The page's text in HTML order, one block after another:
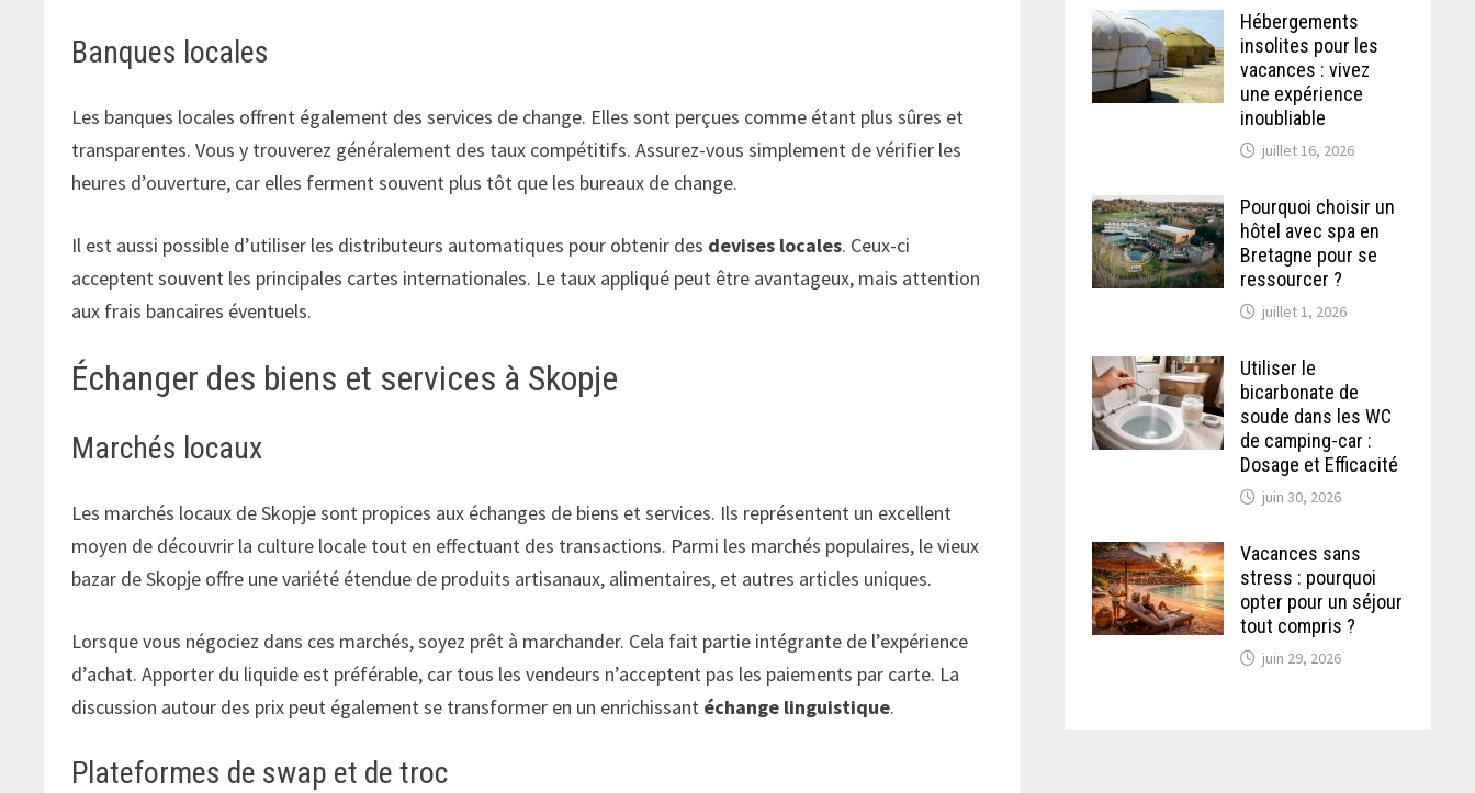
Banques locales
Les banques locales offrent également des services de change. Elles sont perçues comme étant plus sûres et
transparentes. Vous y trouverez généralement des taux compétitifs. Assurez-vous simplement de vérifier les
heures d’ouverture, car elles ferment souvent plus tôt que les bureaux de change.
Il est aussi possible d’utiliser les distributeurs automatiques pour obtenir des devises locales. Ceux-ci
acceptent souvent les principales cartes internationales. Le taux appliqué peut être avantageux, mais attention
aux frais bancaires éventuels.
Échanger des biens et services à Skopje
Marchés locaux
Les marchés locaux de Skopje sont propices aux échanges de biens et services. Ils représentent un excellent
moyen de découvrir la culture locale tout en effectuant des transactions. Parmi les marchés populaires, le vieux
bazar de Skopje offre une variété étendue de produits artisanaux, alimentaires, et autres articles uniques.
Lorsque vous négociez dans ces marchés, soyez prêt à marchander. Cela fait partie intégrante de l’expérience
d’achat. Apporter du liquide est préférable, car tous les vendeurs n’acceptent pas les paiements par carte. La
discussion autour des prix peut également se transformer en un enrichissant échange linguistique.
Plateformes de swap et de troc
Hébergements
insolites pour les
vacances : vivez
une expérience
inoubliable
juillet 16, 2026
Pourquoi choisir un
hôtel avec spa en
Bretagne pour se
ressourcer ?
juillet 1, 2026
Utiliser le
bicarbonate de
soude dans les WC
de camping-car :
Dosage et Efficacité
juin 30, 2026
Vacances sans
stress : pourquoi
opter pour un séjour
tout compris ?
juin 29, 2026